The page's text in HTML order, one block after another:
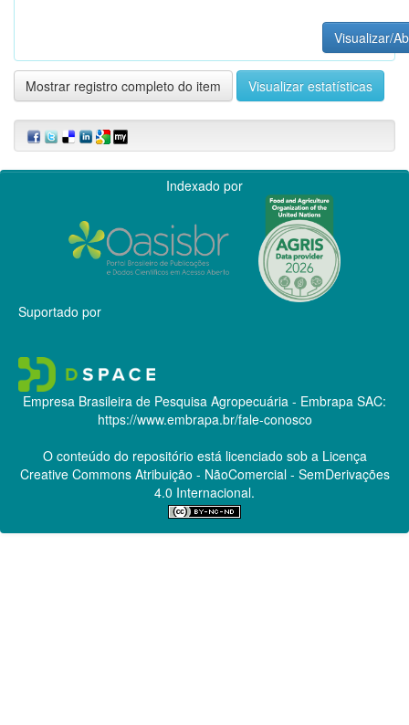
Visualizar/
Mostrar registro completo do item Visualizar estatísticas
Indexado por
Suportado por
Empresa Brasileira de Pesquisa Agropecuária - Embrapa SAC:
https://www.embrapa.br/fale-conosco
O conteúdo do repositório está licenciado sob a Licença
Creative CommonsAtribuição - NãoComercial - SemDerivações
4.0 Internacional.